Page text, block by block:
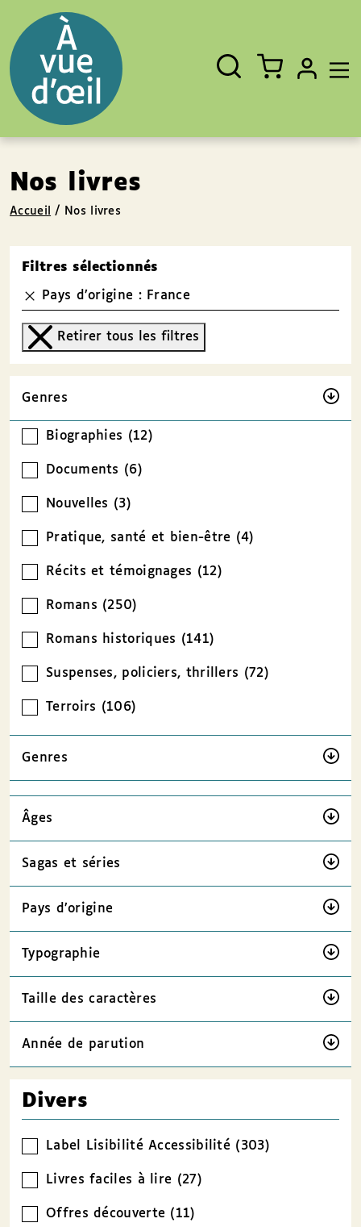
Fermer
Rechercher
un
livre,
un
auteur,
un
EAN
Nos livres
Accueil / Nos livres
Filtres sélectionnés
Pays d’origine : France
Retirer tous les filtres
Genres
Biographies (12)
Documents (6)
Nouvelles (3)
Pratique, santé et bien-être (4)
Récits et témoignages (12)
Romans (250)
Romans historiques (141)
Suspenses, policiers, thrillers (72)
Terroirs (106)
Genres
Âges
Sagas et séries
Pays d’origine
Typographie
Taille des caractères
Année de parution
Divers
Label Lisibilité Accessibilité (303)
Livres faciles à lire (27)
Offres découverte (11)